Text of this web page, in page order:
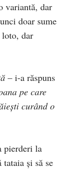
variantă, dar
doar sume
dar
– i-a răspuns
pe care
curând o
pierderi la
şi să se